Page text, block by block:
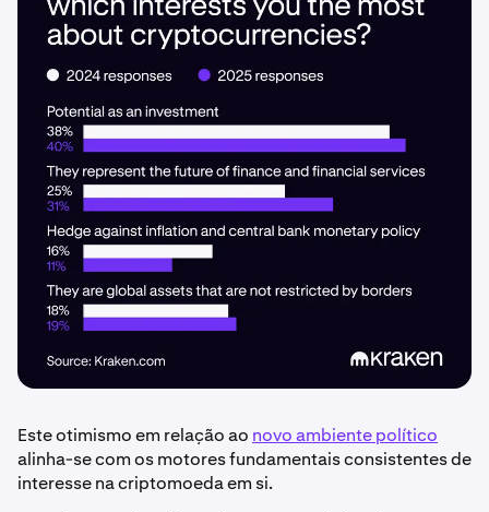
Este otimismo em relação ao novo ambiente político
alinha-se com os motores fundamentais consistentes de
interesse na criptomoeda em si.